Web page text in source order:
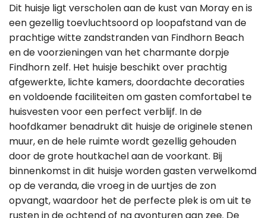
Dit huisje ligt verscholen aan de kust van Moray en is
een gezellig toevluchtsoord op loopafstand van de
prachtige witte zandstranden van Findhorn Beach
en de voorzieningen van het charmante dorpje
Findhorn zelf. Het huisje beschikt over prachtig
afgewerkte, lichte kamers, doordachte decoraties
en voldoende faciliteiten om gasten comfortabel te
huisvesten voor een perfect verblijf. In de
hoofdkamer benadrukt dit huisje de originele stenen
muur, en de hele ruimte wordt gezellig gehouden
door de grote houtkachel aan de voorkant. Bij
binnenkomst in dit huisje worden gasten verwelkomd
op de veranda, die vroeg in de uurtjes de zon
opvangt, waardoor het de perfecte plek is om uit te
rusten in de ochtend of na avonturen aan zee. De